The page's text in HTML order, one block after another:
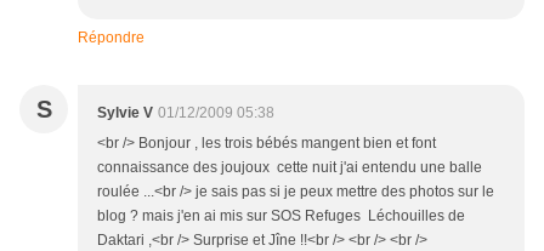
Répondre
S Sylvie V 01/12/2009 05:38
<br /> Bonjour , les trois bébés mangent bien et font
connaissance des joujoux cette nuit j'ai entendu une balle
roulée ...<br /> je sais pas si je peux mettre des photos sur le
blog ? mais j'en ai mis sur SOS Refuges Léchouilles de
Daktari ,<br /> Surprise et Jîne !!<br /> <br /> <br />